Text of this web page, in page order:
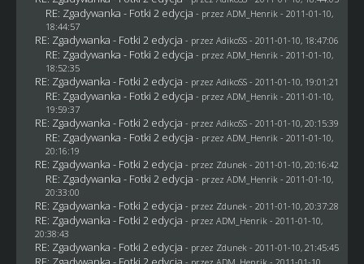
RE: Zgadywanka - Fotki 2 edycja - przez ADM_Henrik- 2011-01-10,
18:44:57
RE: Zgadywanka - Fotki 2 edycja - przez AdikoSS - 2011-01-10, 18:47:06
RE: Zgadywanka - Fotki 2 edycja - przez ADM_Henrik- 2011-01-10,
18:52:35
RE: Zgadywanka - Fotki 2 edycja - przez AdikoSS - 2011-01-10, 19:01:21
RE: Zgadywanka - Fotki 2 edycja - przez ADM_Henrik- 2011-01-10,
19:59:37
RE: Zgadywanka - Fotki 2 edycja - przez AdikoSS - 2011-01-10, 20:15:39
RE: Zgadywanka - Fotki 2 edycja - przez ADM_Henrik- 2011-01-10,
20:16:19
RE: Zgadywanka - Fotki 2 edycja - przez Zdunek- 2011-01-10, 20:16:42
RE: Zgadywanka - Fotki 2 edycja - przez ADM_Henrik- 2011-01-10,
20:33:00
RE: Zgadywanka - Fotki 2 edycja - przez Zdunek- 2011-01-10, 20:37:28
RE: Zgadywanka - Fotki 2 edycja - przez ADM_Henrik- 2011-01-10,
20:38:43
RE: Zgadywanka - Fotki 2 edycja - przez Zdunek- 2011-01-10, 21:45:45